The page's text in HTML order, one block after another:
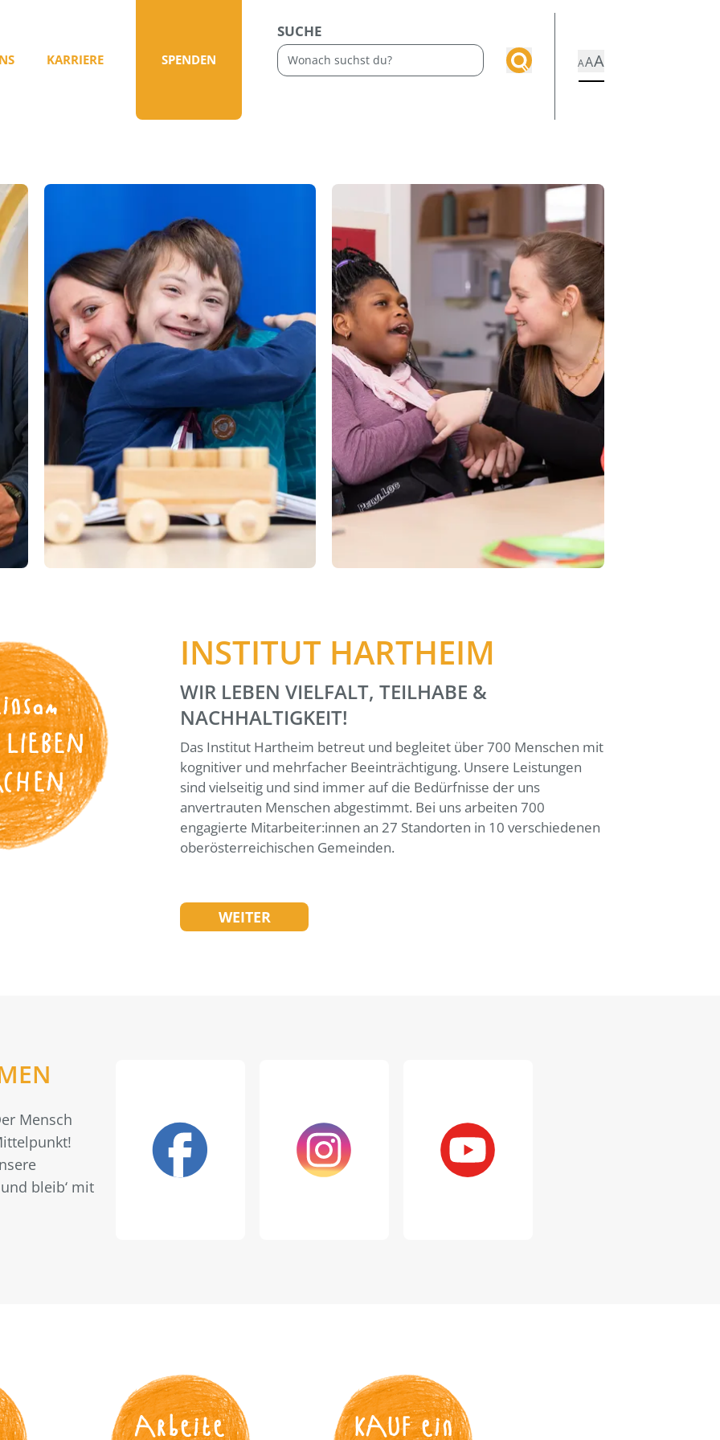
KARRIERE SPENDEN
SUCHE
AAA
INSTITUT HARTHEIM
WIR LEBEN VIELFALT, TEILHABE &
NACHHALTIGKEIT!
Das Institut Hartheim betreut und begleitet über 700 Menschen mit
kognitiver und mehrfacher Beeinträchtigung. Unsere Leistungen
sind vielseitig und sind immer auf die Bedürfnisse der uns
anvertrauten Menschen abgestimmt. Bei uns arbeiten 700
engagierte Mitarbeiter:innen an 27 Standorten in 10 verschiedenen
oberösterreichischen Gemeinden.
WEITER
Mensch
bleib‘ mit
Arbeite KAUF ein